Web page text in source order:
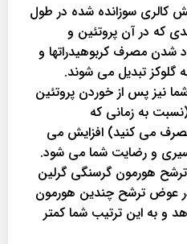
کالری سوزانده شده در طول
که در آن پروتئین و
مصرف کربوهیدراتها و
گلوکز تبدیل می شوند.
نیز پس از خوردن پروتئین
به زمانی که
می کنید) افزایش می
و رضایت شما می شود.
ترشح هورمون گرسنگی گرلین
عوض ترشح چندین هورمون
و به این ترتیب شما کمتر